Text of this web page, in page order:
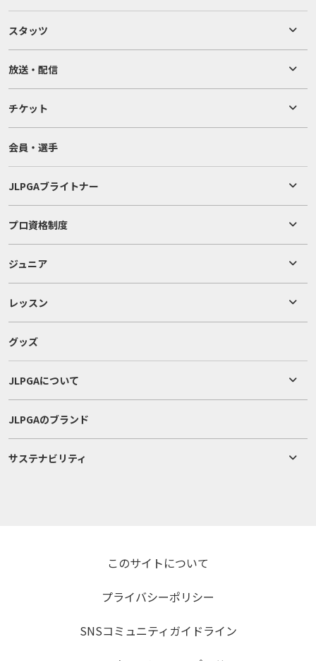
スタッツ
放送・配信
チケット
会員・選手
JLPGAブライトナー
プロ資格制度
ジュニア
レッスン
グッズ
JLPGAについて
JLPGAのブランド
サステナビリティ
このサイトについて
プライバシーポリシー
SNSコミュニティガイドライン